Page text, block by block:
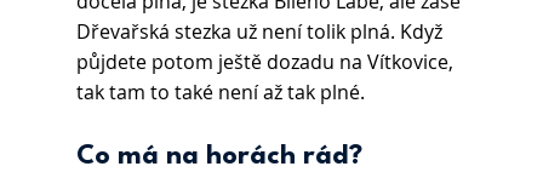
Dřevařská stezka už není tolik plná. Když
půjdete potom ještě dozadu na Vítkovice,
tak tam to také není až tak plné.
Co má na horách rád?